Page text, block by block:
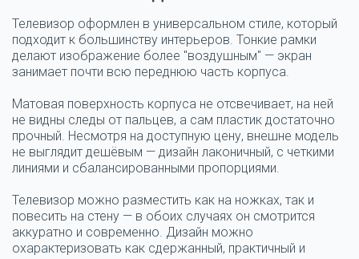
Телевизор оформлен в универсальном стиле, который
подходит к большинству интерьеров. Тонкие рамки
делают изображение более "воздушным" — экран
занимает почти всю переднюю часть корпуса.
Матовая поверхность корпуса не отсвечивает, на ней
не видны следы от пальцев, а сам пластик достаточно
прочный. Несмотря на доступную цену, внешне модель
не выглядит дешёвым — дизайн лаконичный, с четкими
линиями и сбалансированными пропорциями.
Телевизор можно разместить как на ножках, так и
повесить на стену — в обоих случаях он смотрится
аккуратно и современно. Дизайн можно
охарактеризовать как сдержанный, практичный и